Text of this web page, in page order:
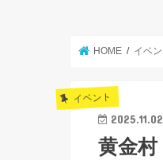
HOME イベン
イベント
2025.11.02
黄金